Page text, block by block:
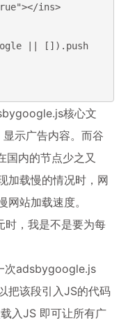
ins>
|| []).push
核心文
示广告内容。而谷
内的节点少之又
加载慢的情况时，网
站加载速度。
时，我是不是要为每
次adsbygoogle.js
把该段引入JS的代码
入JS 即可让所有广